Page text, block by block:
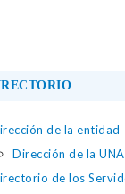
de la entidad
Dirección de la
de los